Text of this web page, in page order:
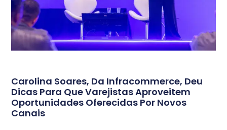
Carolina Soares, Da Infracommerce, Deu
Dicas Para Que Varejistas Aproveitem
Oportunidades Oferecidas Por Novos
Canais